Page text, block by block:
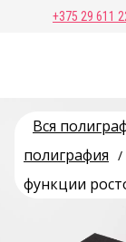
+375 29 611
Вся
полиграфия /
функции